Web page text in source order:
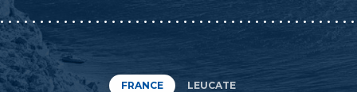
FRANCE LEUCATE